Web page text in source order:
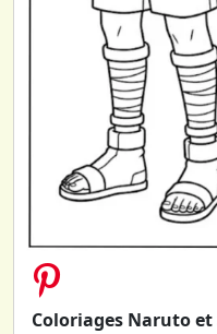
Coloriages Naruto et